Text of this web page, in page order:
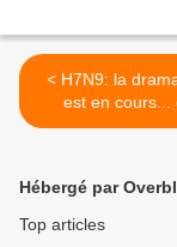
< H7N9: la dramatisation
est en cours...
vaccins
Hébergé par
Top articles